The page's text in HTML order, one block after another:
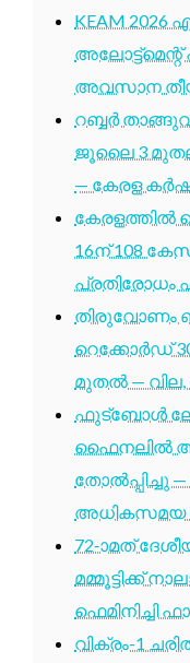
KEAM 2026
അലോട്ട്മെന്റ്
അവസാന
റബ്ബർ
ജൂലൈ 3
— കേരള
കേരളത്തിൽ
16ന് 108
പ്രതിരോധം
തിരുവോണം
റെക്കോർഡ് 30
മുതൽ — വില,
ഫുട്ബോൾ
ഫൈനലിൽ
തോൽപ്പിച്ചു
72-ാമത്
മമ്മൂട്ടിക്ക്
ഫെമിനിച്ചി
വിക്രം-1